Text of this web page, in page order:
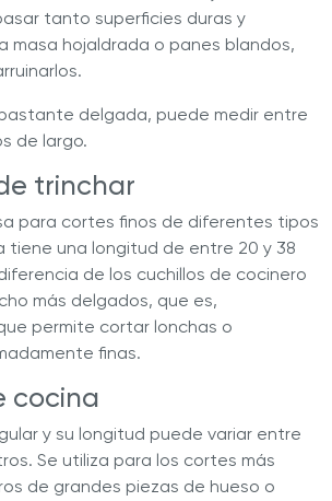
tanto superficies duras y
masa hojaldrada o panes blandos,
delgada, puede medir entre
de largo.
trinchar
para cortes finos de diferentes tipos
tiene una longitud de entre 20 y 38
de los cuchillos de cocinero
más delgados, que es,
permite cortar lonchas o
finas.
cocina
y su longitud puede variar entre
Se utiliza para los cortes más
de grandes piezas de hueso o